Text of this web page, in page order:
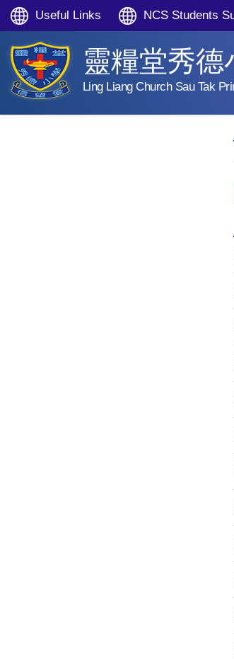
Useful Links NCS Students
靈糧堂秀德
Ling Liang Church Sau Tak